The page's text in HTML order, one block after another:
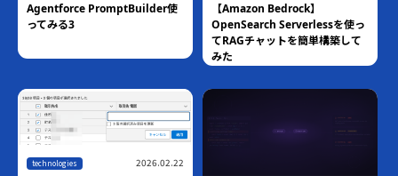
Agentforce PromptBuilder使
ってみる3
【Amazon Bedrock】
OpenSearch Serverlessを使っ
てRAGチャットを簡単構築して
みた
technologies 2026.02.22